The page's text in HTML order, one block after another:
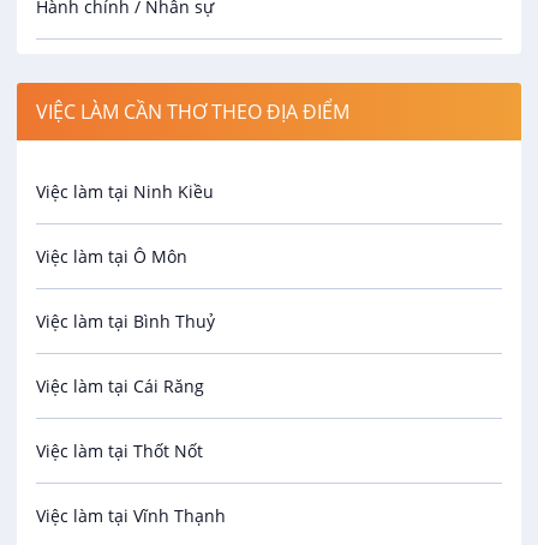
Hành chính / Nhân sự
Spa
Bảo Vệ
An toàn lao động
Bảo hiểm
Biên phiên dịch
Bưu chính viễn thông
Cơ khí
VIỆC LÀM CẦN THƠ THEO ĐỊA ĐIỂM
Việc làm tại Ninh Kiều
Việc làm tại Ô Môn
Việc làm tại Bình Thuỷ
Việc làm tại Cái Răng
Việc làm tại Thốt Nốt
Việc làm tại Vĩnh Thạnh